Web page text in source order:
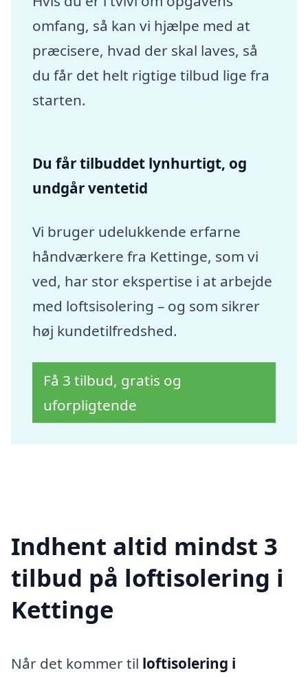
omfang, så kan vi hjælpe med at
præcisere, hvad der skal laves, så
du får det helt rigtige tilbud lige fra
starten.
Du får tilbuddet lynhurtigt, og
undgår ventetid
Vi bruger udelukkende erfarne
håndværkere fra Kettinge, som vi
ved, har stor ekspertise i at arbejde
med loftsisolering – og som sikrer
høj kundetilfredshed.
Få 3 tilbud, gratis og
uforpligtende
Indhent altid mindst 3
tilbud på loftisolering i
Kettinge
Når det kommer til loftisolering i